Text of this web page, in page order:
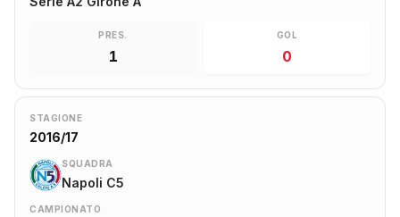
PRES.
1
GOL
0
STAGIONE
2016/17
SQUADRA
Napoli C5
CAMPIONATO